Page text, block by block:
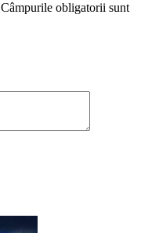
Câmpurile obligatorii sunt